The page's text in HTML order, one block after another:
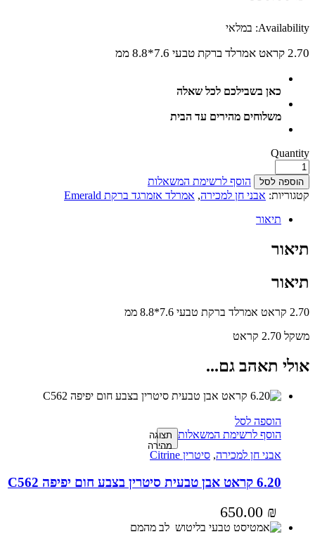
Availability: במלאי
2.70 קראט אמרלד ברקת טבעי 7.6*8.8 ממ
כאן בשבילכם לכל שאלה
משלוחים מהירים עד הבית
Quantity
הוספה לסל
הוסף לרשימת המשאלות
קטגוריות: אבני חן למכירה, אמרלד אזמרגד ברקת Emerald
תיאור
תיאור
תיאור
2.70 קראט אמרלד ברקת טבעי 7.6*8.8 ממ
משקל 2.70 קראט
אולי תאהב גם...
הוספה לסל
הוסף לרשימת המשאלות תצוגה
מהירה
אבני חן למכירה, סיטרין Citrine
6.20 קראט אבן טבעית סיטרין בצבע חום יפיפה C562
650.00 ₪